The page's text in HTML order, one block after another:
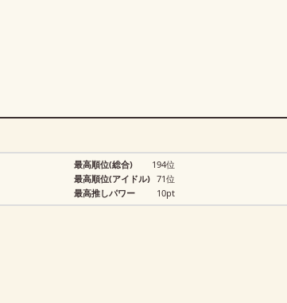
最高順位(総合)
194位
最高順位(アイドル) 71位
最高推しパワー
10pt